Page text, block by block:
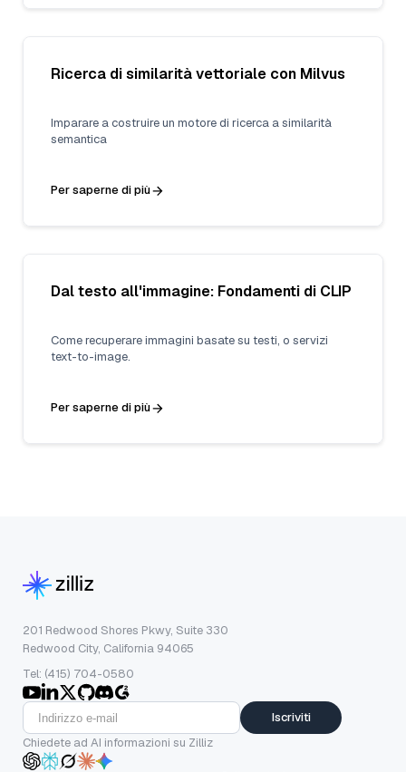
Ricerca di similarità vettoriale con Milvus
Imparare a costruire un motore di ricerca a similarità
semantica
Per saperne di più
Dal testo all'immagine: Fondamenti di CLIP
Come recuperare immagini basate su testi, o servizi
text-to-image.
Per saperne di più
201 Redwood Shores Pkwy, Suite 330
Redwood City, California 94065
Tel: (415) 704-0580
Iscriviti
Chiedete ad AI informazioni su Zilliz